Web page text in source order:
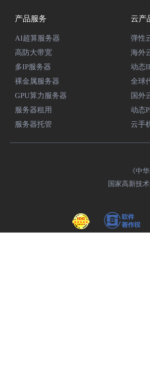
产品服务
AI超算服务器
高防大带宽
多IP服务器
裸金属服务器
GPU算力服务器
服务器租用
服务器托管
云产
弹性
海外
动态
全球
国外
动态
云手
《中
国家高新技